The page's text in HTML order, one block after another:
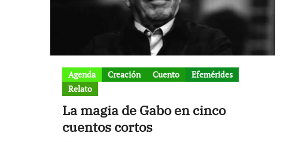
Agenda Creación Cuento
Efemérides
Relato
La magia de Gabo en cinco
cuentos cortos